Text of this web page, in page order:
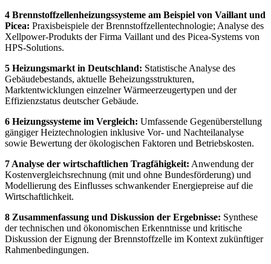
4 Brennstoffzellenheizungssysteme am Beispiel von Vaillant und
Picea: Praxisbeispiele der Brennstoffzellentechnologie; Analyse des
Xellpower-Produkts der Firma Vaillant und des Picea-Systems von
HPS-Solutions.
5 Heizungsmarkt in Deutschland: Statistische Analyse des
Gebäudebestands, aktuelle Beheizungsstrukturen,
Marktentwicklungen einzelner Wärmeerzeugertypen und der
Effizienzstatus deutscher Gebäude.
6 Heizungssysteme im Vergleich: Umfassende Gegenüberstellung
gängiger Heiztechnologien inklusive Vor- und Nachteilanalyse
sowie Bewertung der ökologischen Faktoren und Betriebskosten.
7 Analyse der wirtschaftlichen Tragfähigkeit: Anwendung der
Kostenvergleichsrechnung (mit und ohne Bundesförderung) und
Modellierung des Einflusses schwankender Energiepreise auf die
Wirtschaftlichkeit.
8 Zusammenfassung und Diskussion der Ergebnisse: Synthese
der technischen und ökonomischen Erkenntnisse und kritische
Diskussion der Eignung der Brennstoffzelle im Kontext zukünftiger
Rahmenbedingungen.